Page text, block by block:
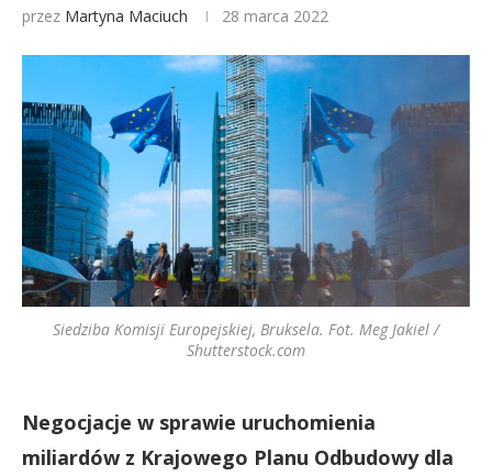
przez Martyna Maciuch 28 marca 2022
Siedziba Komisji Europejskiej, Bruksela. Fot. Meg Jakiel /
Shutterstock.com
Negocjacje w sprawie uruchomienia
miliardów z Krajowego Planu Odbudowy dla